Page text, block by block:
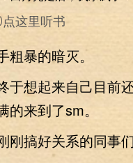
这里听书
暴的暗灭。
起来自己目前
来到了sm。
搞好关系的同事